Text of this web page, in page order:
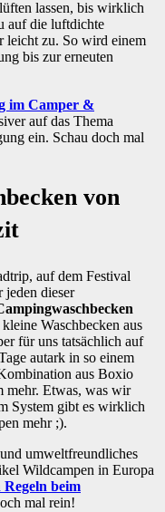
lassen, bis wirklich
auf die luftdichte
leicht zu. So wird einem
bis zur erneuten
im Camper &
auf das Thema
ein. Schau doch mal
von
auf dem Festival
jeden dieser
Waschbecken aus
für uns tatsächlich auf
autark in so einem
aus Boxio
mehr. Etwas, was wir
System gibt es wirklich
mehr ;).
umweltfreundliches
Wildcampen in Europa
Regeln beim
mal rein!